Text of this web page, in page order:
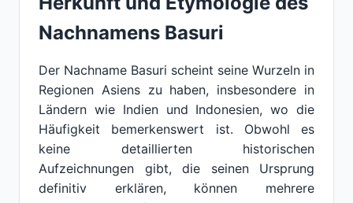
Nachnamens Basuri
Der Nachname Basuri scheint seine Wurzeln in
Regionen Asiens zu haben, insbesondere in
Ländern wie Indien und Indonesien, wo die
Häufigkeit bemerkenswert ist. Obwohl es
keine detaillierten historischen
Aufzeichnungen gibt, die seinen Ursprung
definitiv erklären, können mehrere